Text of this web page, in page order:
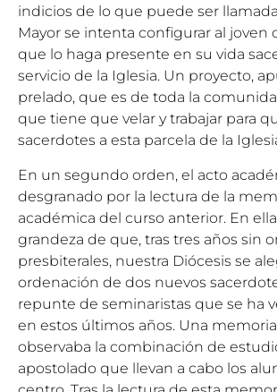
indicios de lo que puede ser
Mayor se intenta configurar al joven
que lo haga presente en su vida
servicio de la Iglesia. Un proyecto,
prelado, que es de toda la
que tiene que velar y trabajar para
sacerdotes a esta parcela de la
En un segundo orden, el acto
desgranado por la lectura de la
académica del curso anterior. En
grandeza de que, tras tres años sin
presbiterales, nuestra Diócesis se
ordenación de dos nuevos
repunte de seminaristas que se ha
en estos últimos años. Una
observaba la combinación de
apostolado que llevan a cabo los